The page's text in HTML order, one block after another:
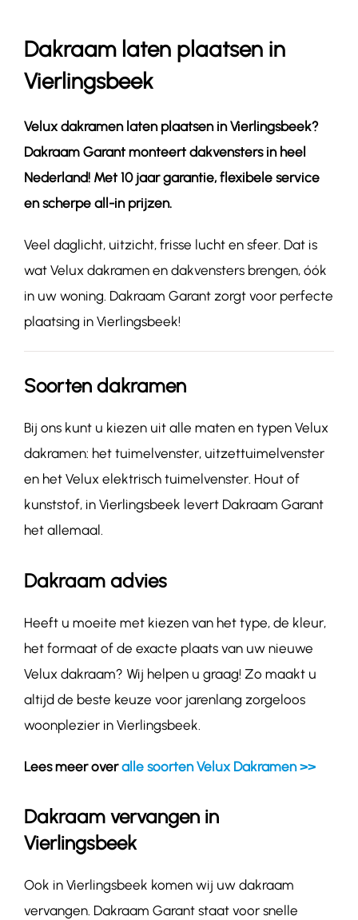
Contact
Dakraam laten plaatsen in
Vierlingsbeek
Velux dakramen laten plaatsen inVierlingsbeek?
Dakraam Garant monteert dakvensters in heel
Nederland! Met 10 jaar garantie, flexibele service
en scherpe all-in prijzen.
Veel daglicht, uitzicht, frisse lucht en sfeer. Dat is
wat Velux dakramen en dakvensters brengen, óók
in uw woning. Dakraam Garant zorgt voor perfecte
plaatsing in Vierlingsbeek!
Soorten dakramen
Bij ons kunt u kiezen uit alle maten en typen Velux
dakramen: het tuimelvenster, uitzettuimelvenster
en het Velux elektrisch tuimelvenster. Hout of
kunststof, in Vierlingsbeek levert Dakraam Garant
het allemaal.
Dakraam advies
Heeft u moeite met kiezen van het type, de kleur,
het formaat of de exacte plaats van uw nieuwe
Velux dakraam? Wij helpen u graag! Zo maakt u
altijd de beste keuze voor jarenlang zorgeloos
woonplezier in Vierlingsbeek.
Lees meer overalle soorten Velux Dakramen >>
Dakraam vervangen in
Vierlingsbeek
Ook in Vierlingsbeek komen wij uw dakraam
vervangen. Dakraam Garant staat voor snelle